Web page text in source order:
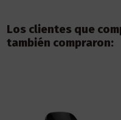
Los clientes que
también compraron: